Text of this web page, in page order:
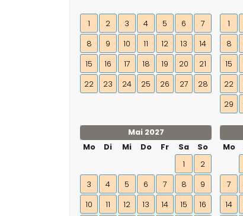
1 2 3 4 5 6
7
8
9 10 11 12 13
14
15
16 17 18 19 20
21
22
23 24 25 26 27 28
1
8
15
22
29
Mai 2027
Mo
Di Mi Do Fr Sa
So
1
2
3
4 5 6 7 8
9
10
11 12 13 14 15
16
Mo
7
14